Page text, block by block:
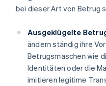
bei dieser Art von Betrug
Ausgeklügelte
ändern ständig ihre
Betrugsmaschen wie
Identitäten oder die
imitieren legitime